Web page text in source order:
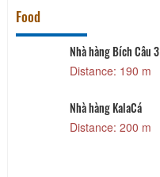
Food
Nhà hàng Bích Câu 3
Distance: 190 m
Nhà hàng KalaCá
Distance: 200 m